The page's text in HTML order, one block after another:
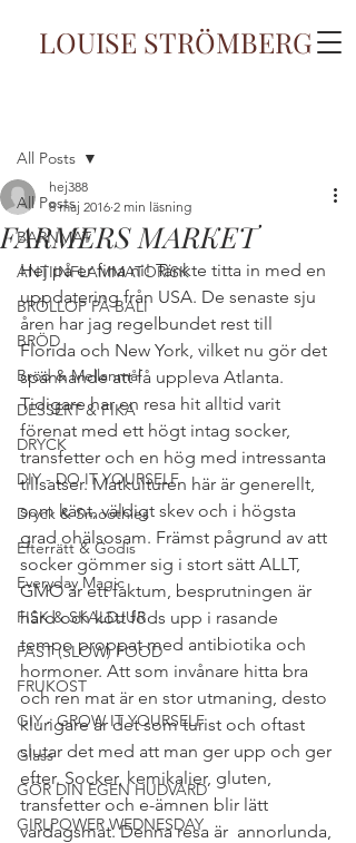
LOUISE STRÖMBERG
All Posts
BARNMAT
ANTIINFLAMMATORISK
BRÖLLOP PÅ BALI
BRÖD
Bröd & Mellanmål
DESSERT & FIKA
DRYCK
DIY - DO IT YOURSELF
Dryck & Smoothies
Efterrätt & Godis
Everyday Magic
FISK & SKALDJUR
FAST (SLOW) FOOD
FRUKOST
GIY - GROW IT YOURSELF
Glass
GÖR DIN EGEN HUDVÅRD
GIRLPOWER WEDNESDAY
All Posts
FARMERS MARKET
hej388
8 maj 2016 2 min läsning
Hej på er fina ni! Tänkte titta in med en
uppdatering från USA. De senaste sju
åren har jag regelbundet rest till
Florida och New York, vilket nu gör det
spännande att få uppleva Atlanta.
Tidigare har en resa hit alltid varit
förenat med ett högt intag socker,
transfetter och en hög med intressanta
tillsatser. Matkulturen här är generellt,
som känt, väldigt skev och i högsta
grad ohälsosam. Främst pågrund av att
socker gömmer sig i stort sätt ALLT,
GMO är ett faktum, besprutningen är
hård och kött föds upp i rasande
tempo proppat med antibiotika och
hormoner. Att som invånare hitta bra
och ren mat är en stor utmaning, desto
klurigare är det som turist och oftast
slutar det med att man ger upp och ger
efter. Socker, kemikalier, gluten,
transfetter och e-ämnen blir lätt
vardagsmat. Denna resa är  annorlunda,